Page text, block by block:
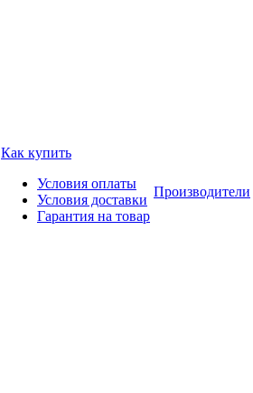
Как купить
Условия оплаты
Условия доставки
Гарантия на товар
Производители